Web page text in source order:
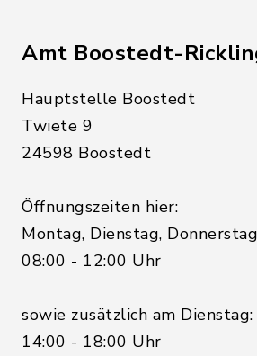
Amt Boostedt-
Hauptstelle Boostedt
Twiete 9
24598 Boostedt
Öffnungszeiten hier:
Montag, Dienstag,
08:00 - 12:00 Uhr
sowie zusätzlich am Dienstag:
14:00 - 18:00 Uhr